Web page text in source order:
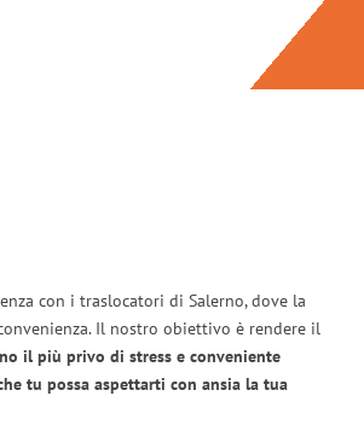
con i traslocatori di Salerno, dove la
Il nostro obiettivo è rendere il
il più privo di stress e conveniente
tu possa aspettarti con ansia la tua